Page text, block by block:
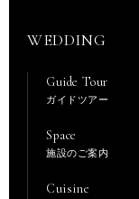
WEDDING
Guide Tour
ガイドツアー
Space
施設のご案内
Cuisine